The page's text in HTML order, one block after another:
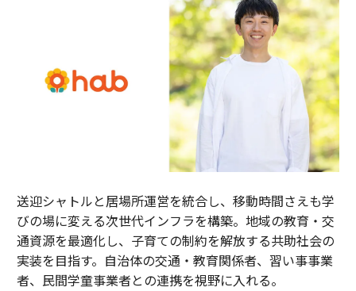
送迎シャトルと居場所運営を統合し、移動時間さえも学
びの場に変える次世代インフラを構築。地域の教育・交
通資源を最適化し、子育ての制約を解放する共助社会の
実装を目指す。自治体の交通・教育関係者、習い事事業
者、民間学童事業者との連携を視野に入れる。